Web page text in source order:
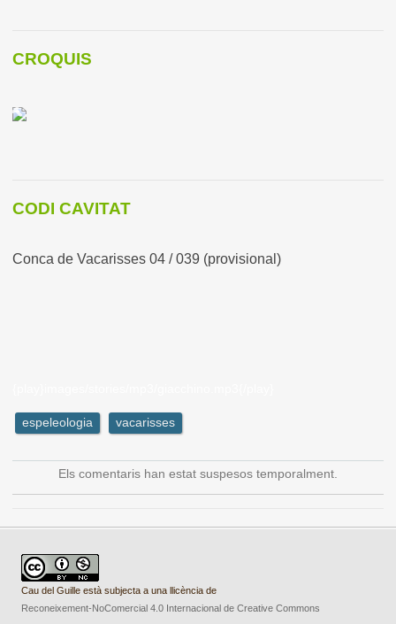
CROQUIS
CODI CAVITAT
Conca de Vacarisses 04 / 039 (provisional)
espeleologia vacarisses
Els comentaris han estat suspesos temporalment.
Cau del Guille està subjecta a una llicència de
Reconeixement-NoComercial 4.0 Internacional de Creative Commons